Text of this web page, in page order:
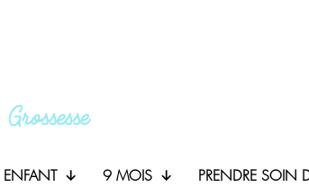
9 MOIS PRENDRE SOIN